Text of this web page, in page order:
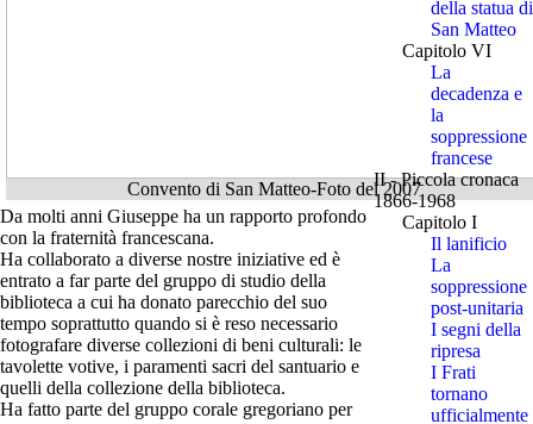
Convento di San Matteo-Foto del 2007
Da molti anni Giuseppe ha un rapporto profondo
con la fraternità francescana.
Ha collaborato a diverse nostre iniziative ed è
entrato a far parte del gruppo di studio della
biblioteca a cui ha donato parecchio del suo
tempo soprattutto quando si è reso necessario
fotografare diverse collezioni di beni culturali: le
tavolette votive, i paramenti sacri del santuario e
quelli della collezione della biblioteca.
Ha fatto parte del gruppo corale gregoriano per
della statua di
San Matteo
Capitolo VI
La
decadenza e
la
soppressione
francese
II - Piccola cronaca
1866-1968
Capitolo I
Il lanificio
La
soppressione
post-unitaria
I segni della
ripresa
I Frati
tornano
ufficialmente